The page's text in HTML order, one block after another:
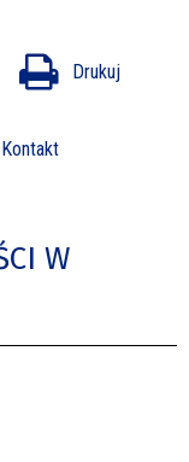
Drukuj
Kontakt
W